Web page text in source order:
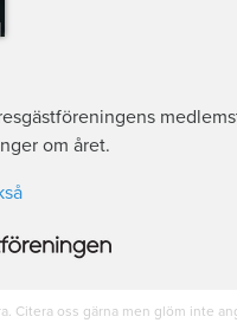
om året.
Citera oss gärna men glöm inte